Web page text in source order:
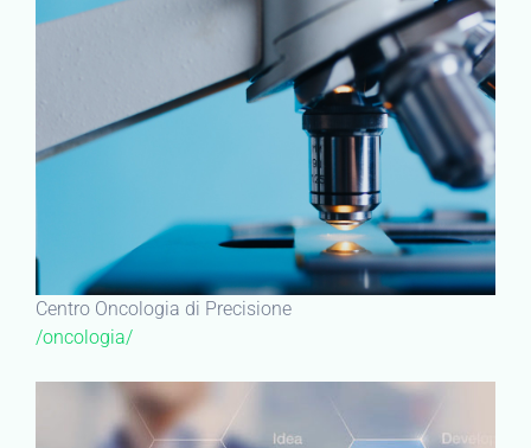
Centro Oncologia di Precisione
/oncologia/